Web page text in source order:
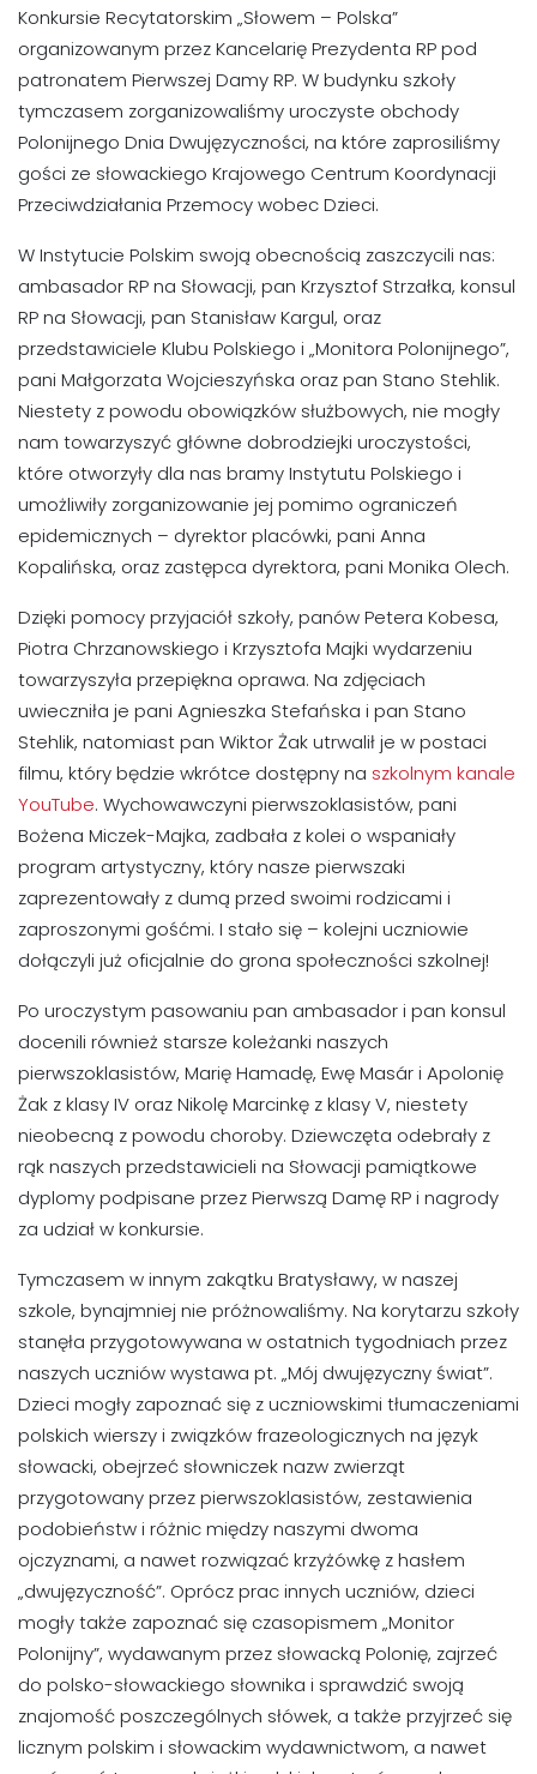
Konkursie Recytatorskim „Słowem – Polska”
organizowanym przez Kancelarię Prezydenta RP pod
patronatem Pierwszej Damy RP. W budynku szkoły
tymczasem zorganizowaliśmy uroczyste obchody
Polonijnego Dnia Dwujęzyczności, na które zaprosiliśmy
gości ze słowackiego Krajowego Centrum Koordynacji
Przeciwdziałania Przemocy wobec Dzieci.
W Instytucie Polskim swoją obecnością zaszczycili nas:
ambasador RP na Słowacji, pan Krzysztof Strzałka, konsul
RP na Słowacji, pan Stanisław Kargul, oraz
przedstawiciele Klubu Polskiego i „Monitora Polonijnego”,
pani Małgorzata Wojcieszyńska oraz pan Stano Stehlik.
Niestety z powodu obowiązków służbowych, nie mogły
nam towarzyszyć główne dobrodziejki uroczystości,
które otworzyły dla nas bramy Instytutu Polskiego i
umożliwiły zorganizowanie jej pomimo ograniczeń
epidemicznych – dyrektor placówki, pani Anna
Kopalińska, oraz zastępca dyrektora, pani Monika Olech.
Dzięki pomocy przyjaciół szkoły, panów Petera Kobesa,
Piotra Chrzanowskiego i Krzysztofa Majki wydarzeniu
towarzyszyła przepiękna oprawa. Na zdjęciach
uwieczniła je pani Agnieszka Stefańska i pan Stano
Stehlik, natomiast pan Wiktor Żak utrwalił je w postaci
filmu, który będzie wkrótce dostępny na szkolnym kanale
YouTube. Wychowawczyni pierwszoklasistów, pani
Bożena Miczek-Majka, zadbała z kolei o wspaniały
program artystyczny, który nasze pierwszaki
zaprezentowały z dumą przed swoimi rodzicami i
zaproszonymi gośćmi. I stało się – kolejni uczniowie
dołączyli już oficjalnie do grona społeczności szkolnej!
Po uroczystym pasowaniu pan ambasador i pan konsul
docenili również starsze koleżanki naszych
pierwszoklasistów, Marię Hamadę, Ewę Masár i Apolonię
Żak z klasy IV oraz Nikolę Marcinkę z klasy V, niestety
nieobecną z powodu choroby. Dziewczęta odebrały z
rąk naszych przedstawicieli na Słowacji pamiątkowe
dyplomy podpisane przez Pierwszą Damę RP i nagrody
za udział w konkursie.
Tymczasem w innym zakątku Bratysławy, w naszej
szkole, bynajmniej nie próżnowaliśmy. Na korytarzu szkoły
stanęła przygotowywana w ostatnich tygodniach przez
naszych uczniów wystawa pt. „Mój dwujęzyczny świat”.
Dzieci mogły zapoznać się z uczniowskimi tłumaczeniami
polskich wierszy i związków frazeologicznych na język
słowacki, obejrzeć słowniczek nazw zwierząt
przygotowany przez pierwszoklasistów, zestawienia
podobieństw i różnic między naszymi dwoma
ojczyznami, a nawet rozwiązać krzyżówkę z hasłem
„dwujęzyczność”. Oprócz prac innych uczniów, dzieci
mogły także zapoznać się czasopismem „Monitor
Polonijny”, wydawanym przez słowacką Polonię, zajrzeć
do polsko-słowackiego słownika i sprawdzić swoją
znajomość poszczególnych słówek, a także przyjrzeć się
licznym polskim i słowackim wydawnictwom, a nawet